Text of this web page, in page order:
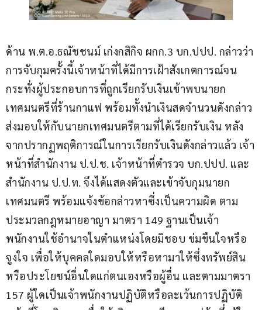
ด้าน พ.ต.อ.ธณัชชนม์ เก่งกสิกิจ ผกก.3 บก.ปปป. กล่าวว่า
การจับกุมครั้งนี้เจ้าหน้าที่ได้มีการเฝ้าสังเกตการณ์จน
กระทั่งผู้ประกอบการที่ถูกเรียกรับเงินเข้าพบนายก
เทศมนตรีที่ร้านกาแฟ พร้อมทั้งนำเงินสดจำนวนดังกล่าว
ส่งมอบให้กับนายกเทศมนตรีตามที่ได้เรียกรับเงิน หลัง
จากปรากฏพฤติการณ์ในการเรียกรับเงินดังกล่าวแล้ว เจ้า
หน้าที่สำนักงาน ป.ป.ช. เจ้าหน้าที่ตำรวจ บก.ปปป. และ
สำนักงาน ป.ป.ท. จึงได้แสดงตัวและเข้าจับกุมนายก
เทศมนตรี พร้อมแจ้งข้อกล่าวหาซึ่งเป็นความผิด ตาม
ประมวลกฎหมายอาญา มาตรา 149 ฐานเป็นเจ้า
พนักงานใช้อำนาจในตำแหน่งโดยมิชอบ ข่มขืนใจหรือ
จูงใจ เพื่อให้บุคคลใดมอบให้หรือหามาให้ซึ่งทรัพย์สิน
หรือประโยชน์อื่นใดแก่ตนเองหรือผู้อื่น และตามมาตรา
157 ผู้ใดเป็นเจ้าพนักงานปฏิบัติหรือละเว้นการปฏิบัติ